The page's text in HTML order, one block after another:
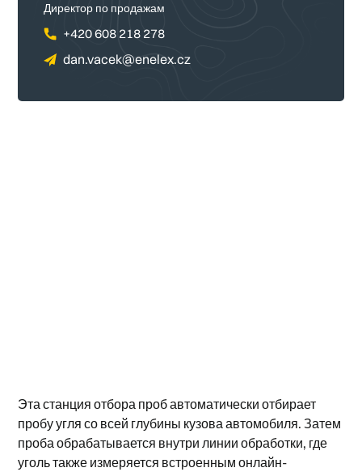
Директор по продажам
+420 608 218 278
dan.vacek@enelex.cz
Эта станция отбора проб автоматически отбирает
пробу угля со всей глубины кузова автомобиля. Затем
проба обрабатывается внутри линии обработки, где
уголь также измеряется встроенным онлайн-